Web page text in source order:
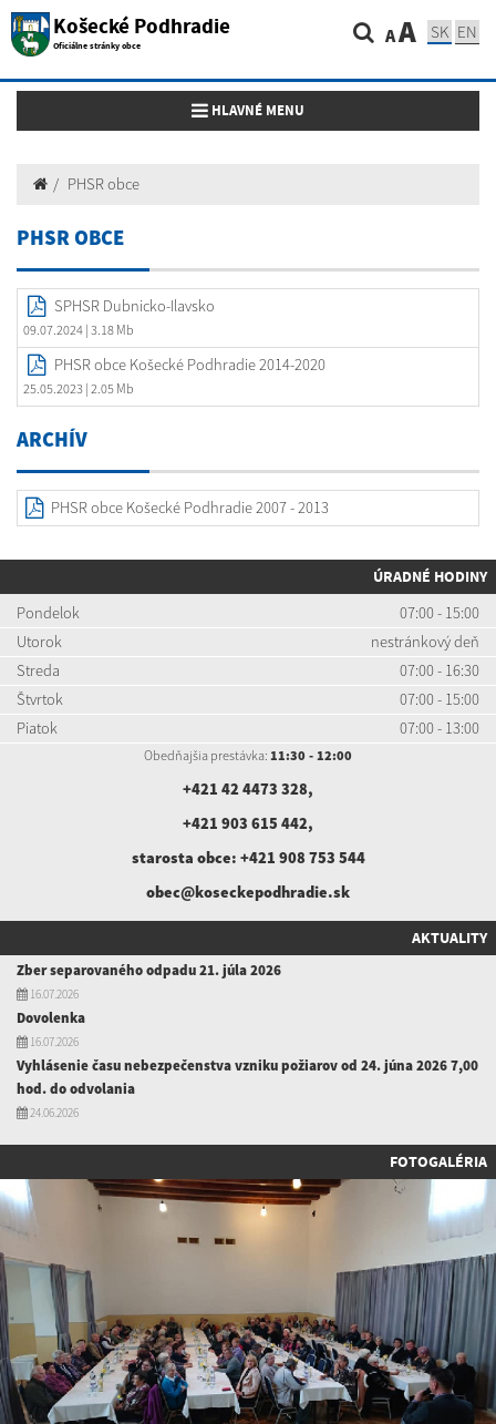
Košecké Podhradie
Oficiálne stránky obce AA SK EN
Toggle navigation
HLAVNÉ MENU
PHSR obce
PHSR OBCE
SPHSR Dubnicko-Ilavsko
09.07.2024 | 3.18 Mb
PHSR obce Košecké Podhradie 2014-2020
25.05.2023 | 2.05 Mb
ARCHÍV
PHSR obce Košecké Podhradie 2007 - 2013
ÚRADNÉ HODINY
Pondelok
07:00 - 15:00
Utorok
nestránkový deň
Streda
07:00 - 16:30
Štvrtok
07:00 - 15:00
Piatok
07:00 - 13:00
Obedňajšia prestávka: 11:30 - 12:00
+421 42 4473 328,
+421 903 615 442,
starosta obce: +421 908 753 544
obec@koseckepodhradie.sk
AKTUALITY
Zber separovaného odpadu 21. júla 2026
16.07.2026
Dovolenka
16.07.2026
Vyhlásenie času nebezpečenstva vzniku požiarov od 24. júna 2026 7,00
hod. do odvolania
24.06.2026
FOTOGALÉRIA